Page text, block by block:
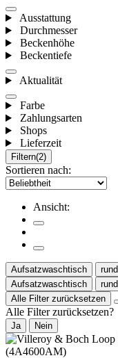
Ausstattung
Durchmesser
Beckenhöhe
Beckentiefe
Aktualität
Farbe
Zahlungsarten
Shops
Lieferzeit
Filtern(2)
Sortieren nach:
Ansicht:
Aufsatzwaschtisch
rund
Aufsatzwaschtisch
rund
Alle Filter zurücksetzen
Alle Filter zurücksetzen?
Ja Nein